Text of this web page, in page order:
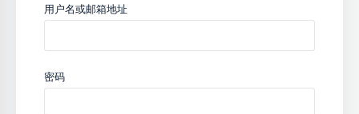
用户名或邮箱地址
密码